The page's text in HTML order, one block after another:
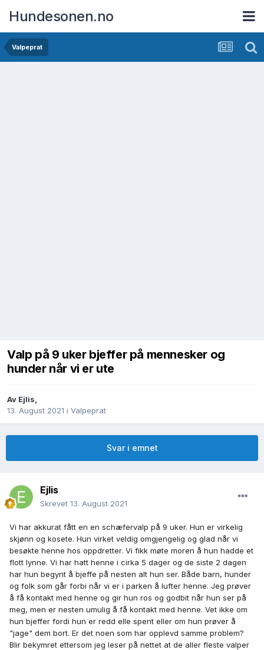
Hundesonen.no
Valpeprat
Valp på 9 uker bjeffer på mennesker og
hunder når vi er ute
Av Ejlis,
13. August 2021 i Valpeprat
Svar i emnet
Ejlis
Skrevet 13. August 2021
Vi har akkurat fått en en schæfervalp på 9 uker. Hun er virkelig
skjønn og kosete. Hun virket veldig omgjengelig og glad når vi
besøkte henne hos oppdretter. Vi fikk møte moren å hun hadde et
flott lynne. Vi har hatt henne i cirka 5 dager og de siste 2 dagen
har hun begynt å bjeffe på nesten alt hun ser. Både barn, hunder
og folk som går forbi når vi er i parken å lufter henne. Jeg prøver
å få kontakt med henne og gir hun ros og godbit når hun ser på
meg, men er nesten umulig å få kontakt med henne. Vet ikke om
hun bjeffer fordi hun er redd elle spent eller om hun prøver å
"jage" dem bort. Er det noen som har opplevd samme problem?
Blir bekymret ettersom jeg leser på nettet at de aller fleste valper